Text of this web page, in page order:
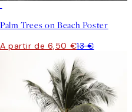
Palm Trees on Beach Poster
A partir de 6,50 €13 €